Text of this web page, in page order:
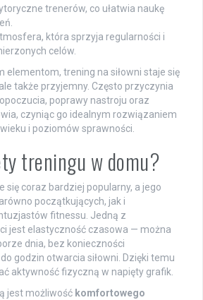
trenerów, co ułatwia naukę
która sprzyja regularności i
celów.
elementom, trening na siłowni staje się
także przyjemny. Często przyczynia
poprawy nastroju oraz
czyniąc go idealnym rozwiązaniem
i poziomów sprawności.
treningu w domu?
się coraz bardziej popularny, a jego
początkujących, jak i
fitnessu. Jedną z
jest elastyczność czasowa — można
dnia, bez konieczności
godzin otwarcia siłowni. Dzięki temu
aktywność fizyczną w napięty grafik.
jest możliwość komfortowego